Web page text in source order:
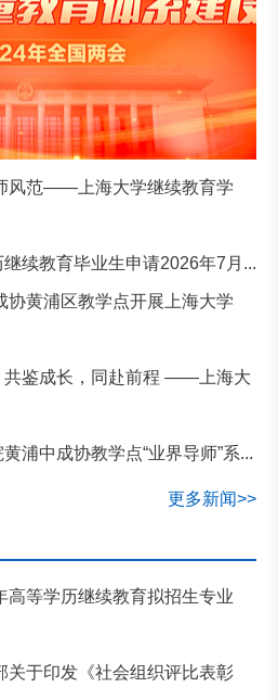
风范——上海大学继续教育学
续教育毕业生申请2026年7月...
黄浦区教学点开展上海大学
共鉴成长，同赴前程 ——上海大
浦中成协教学点“业界导师”系...
更多新闻>>
高等学历继续教育拟招生专业
关于印发《社会组织评比表彰